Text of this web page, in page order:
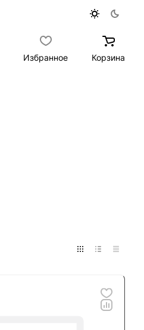
Избранное Корзина